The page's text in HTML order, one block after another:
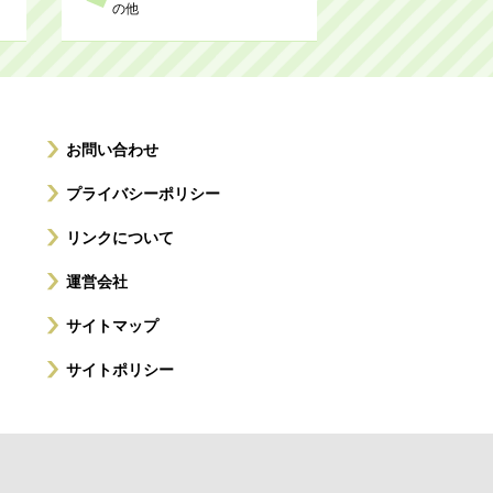
の他
お問い合わせ
プライバシーポリシー
リンクについて
運営会社
サイトマップ
サイトポリシー